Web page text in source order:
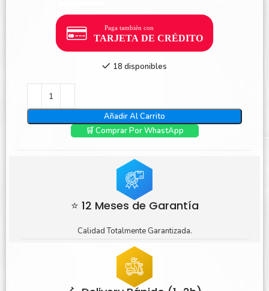
18 disponibles
Añadir Al Carrito
🛒 Comprar Por WhastApp
⭐ 12 Meses de Garantía
Calidad Totalmente Garantizada.